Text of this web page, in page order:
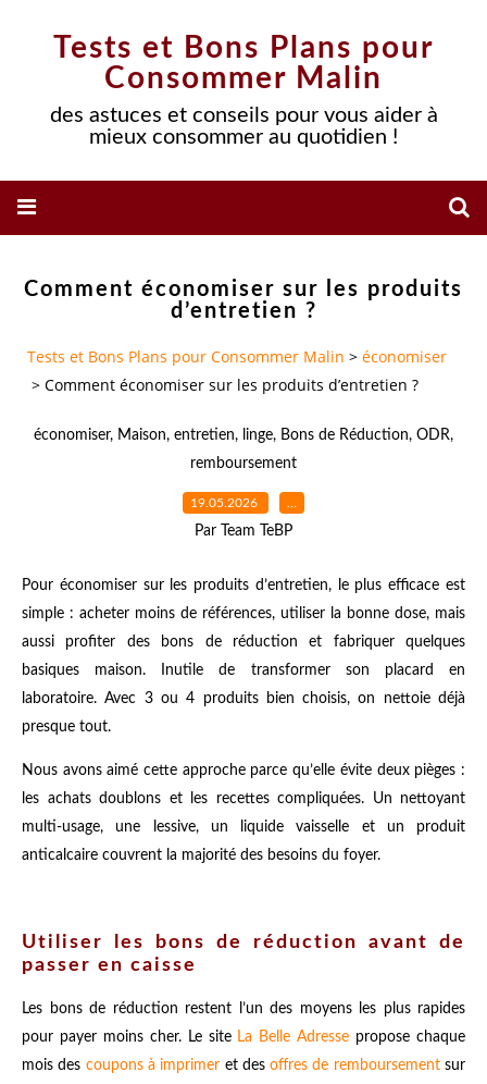
Tests et Bons Plans pour
Consommer Malin
des astuces et conseils pour vous aider à
mieux consommer au quotidien !
Comment économiser sur les produits
d’entretien ?
Tests et Bons Plans pour Consommer Malin > économiser
> Comment économiser sur les produits d’entretien ?
économiser, Maison, entretien, linge, Bons de Réduction, ODR,
remboursement
19.05.2026 …
Par Team TeBP
Pour économiser sur les produits d’entretien, le plus efficace est
simple : acheter moins de références, utiliser la bonne dose, mais
aussi profiter des bons de réduction et fabriquer quelques
basiques maison. Inutile de transformer son placard en
laboratoire. Avec 3 ou 4 produits bien choisis, on nettoie déjà
presque tout.
Nous avons aimé cette approche parce qu’elle évite deux pièges :
les achats doublons et les recettes compliquées. Un nettoyant
multi-usage, une lessive, un liquide vaisselle et un produit
anticalcaire couvrent la majorité des besoins du foyer.
Utiliser les bons de réduction avant de
passer en caisse
Les bons de réduction restent l’un des moyens les plus rapides
pour payer moins cher. Le site La Belle Adresse propose chaque
mois des coupons à imprimer et desoffres de remboursementsur